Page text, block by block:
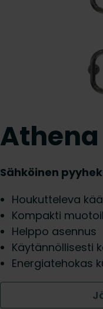
Athena
Sähköinen
Houkutteleva
Kompakti
Helppo asennus
Käytännöllisesti
Energiatehokas